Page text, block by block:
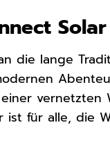
Solar
die lange
ist für alle, die